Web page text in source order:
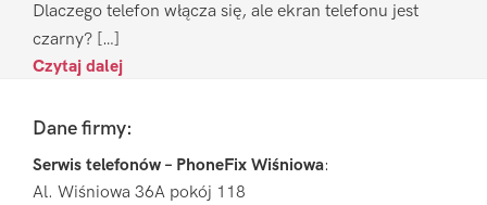
Dlaczego telefon włącza się, ale ekran telefonu jest
czarny? […]
Czytaj dalej
FooterDane firmy:
Serwis telefonów – PhoneFix Wiśniowa:
Al. Wiśniowa 36A pokój 118